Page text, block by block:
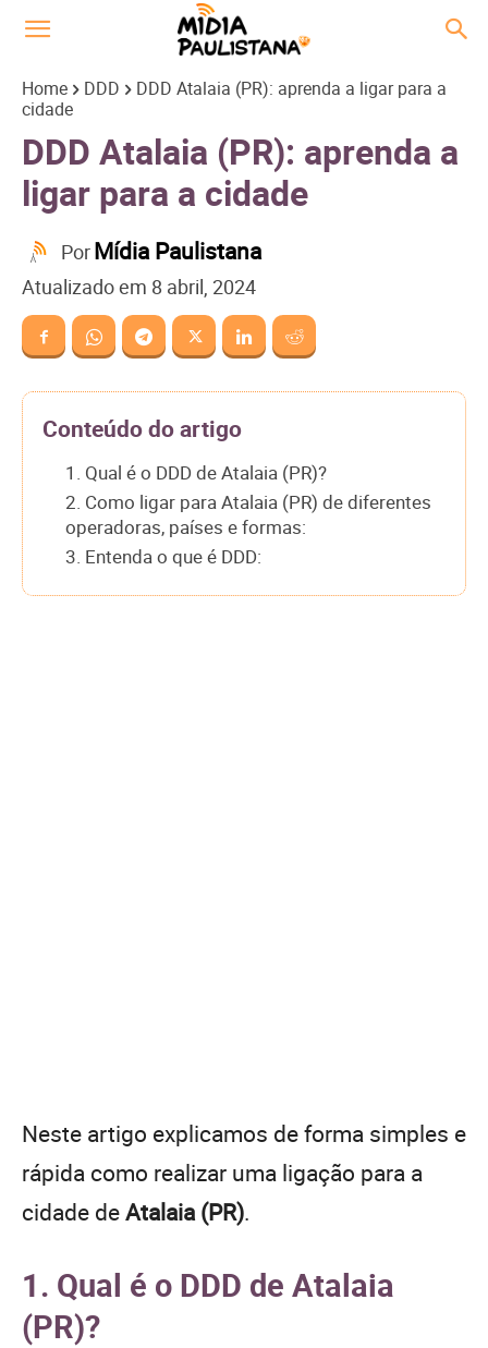
Home DDD
DDD Atalaia (PR): aprenda a ligar para a
cidade
DDD Atalaia (PR): aprenda a
ligar para a cidade
PorMídia Paulistana
Atualizado em 8 abril, 2024
Conteúdo do artigo
1. Qual é o DDD de Atalaia (PR)?
2. Como ligar para Atalaia (PR) de diferentes
operadoras, países e formas:
3. Entenda o que é DDD:
Neste artigo explicamos de forma simples e
rápida como realizar uma ligação para a
cidade deAtalaia (PR).
1. Qual é o DDD de Atalaia
(PR)?